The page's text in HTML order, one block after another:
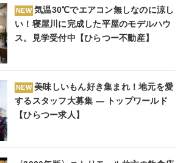
NEW 気温30℃でエアコン無しなのに涼し
い！寝屋川に完成した平屋のモデルハウ
ス。見学受付中【ひらつー不動産】
NEW 美味しいもん好き集まれ！地元を愛
するスタッフ大募集 ― トップワールド
【ひらつー求人】